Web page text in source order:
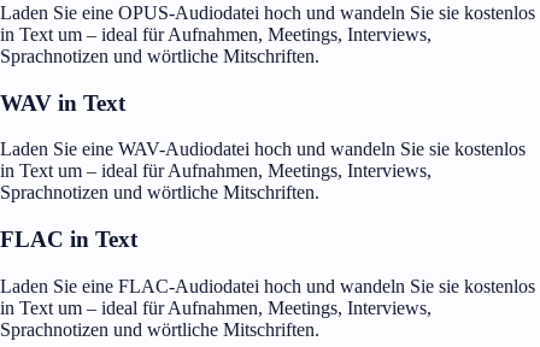
Laden Sie eine OPUS-Audiodatei hoch und wandeln Sie sie kostenlos
in Text um – ideal für Aufnahmen, Meetings, Interviews,
Sprachnotizen und wörtliche Mitschriften.
WAV in Text
Laden Sie eine WAV-Audiodatei hoch und wandeln Sie sie kostenlos
in Text um – ideal für Aufnahmen, Meetings, Interviews,
Sprachnotizen und wörtliche Mitschriften.
FLAC in Text
Laden Sie eine FLAC-Audiodatei hoch und wandeln Sie sie kostenlos
in Text um – ideal für Aufnahmen, Meetings, Interviews,
Sprachnotizen und wörtliche Mitschriften.